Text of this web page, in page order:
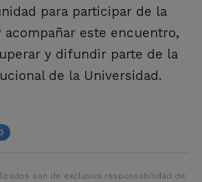
para participar de la
acompañar este encuentro,
y difundir parte de la
de la Universidad.
son de exclusiva responsabilidad de